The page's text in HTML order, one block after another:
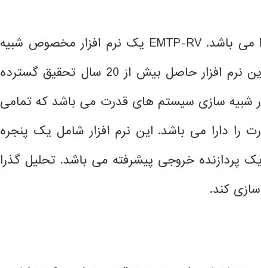
EMTP-RV یک نرم افزار مخصوص شبیه
سازی و آنالیز گذرای سیستم های قدرت می باشد. این نرم افزار حاصل بیش از 20 سال تحقیق گسترده
شبیه سازی سیستم های قدرت می باشد که تمامی
را دارا می باشد. این نرم افزار شامل یک پنجره
پردازنده خروجی پیشرفته می باشد. تحلیل گذرا
سازی کند.